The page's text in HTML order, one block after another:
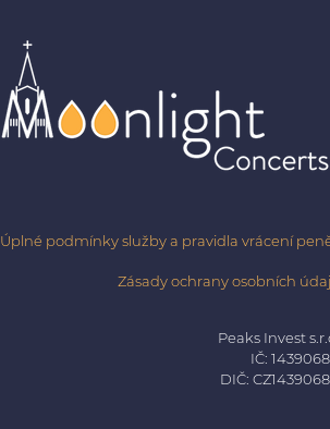
Úplné podmínky služby a pravidla vrácení
Zásady ochrany osobních
Peaks Invest
IČ:
DIČ: